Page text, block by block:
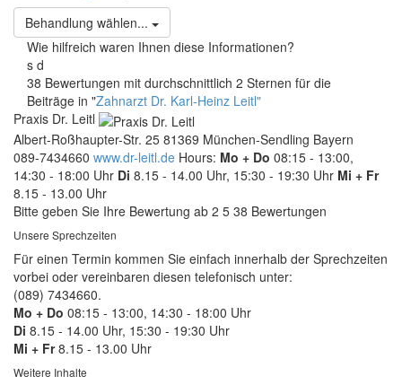
Behandlung wählen...
Wie hilfreich waren Ihnen diese Informationen?
s d
38 Bewertungen mit durchschnittlich 2 Sternen für die
Beiträge in "Zahnarzt Dr. Karl-Heinz Leitl"
Praxis Dr. Leitl
Albert-Roßhaupter-Str. 25 81369 München-Sendling Bayern
089-7434660 www.dr-leitl.de Hours: Mo + Do 08:15 - 13:00,
14:30 - 18:00 Uhr Di 8.15 - 14.00 Uhr, 15:30 - 19:30 Uhr Mi + Fr
8.15 - 13.00 Uhr
Bitte geben Sie Ihre Bewertung ab 2 5 38 Bewertungen
Unsere Sprechzeiten
Für einen Termin kommen Sie einfach innerhalb der Sprechzeiten
vorbei oder vereinbaren diesen telefonisch unter:
(089) 7434660.
Mo + Do 08:15 - 13:00, 14:30 - 18:00 Uhr
Di 8.15 - 14.00 Uhr, 15:30 - 19:30 Uhr
Mi + Fr8.15 - 13.00 Uhr
Weitere Inhalte